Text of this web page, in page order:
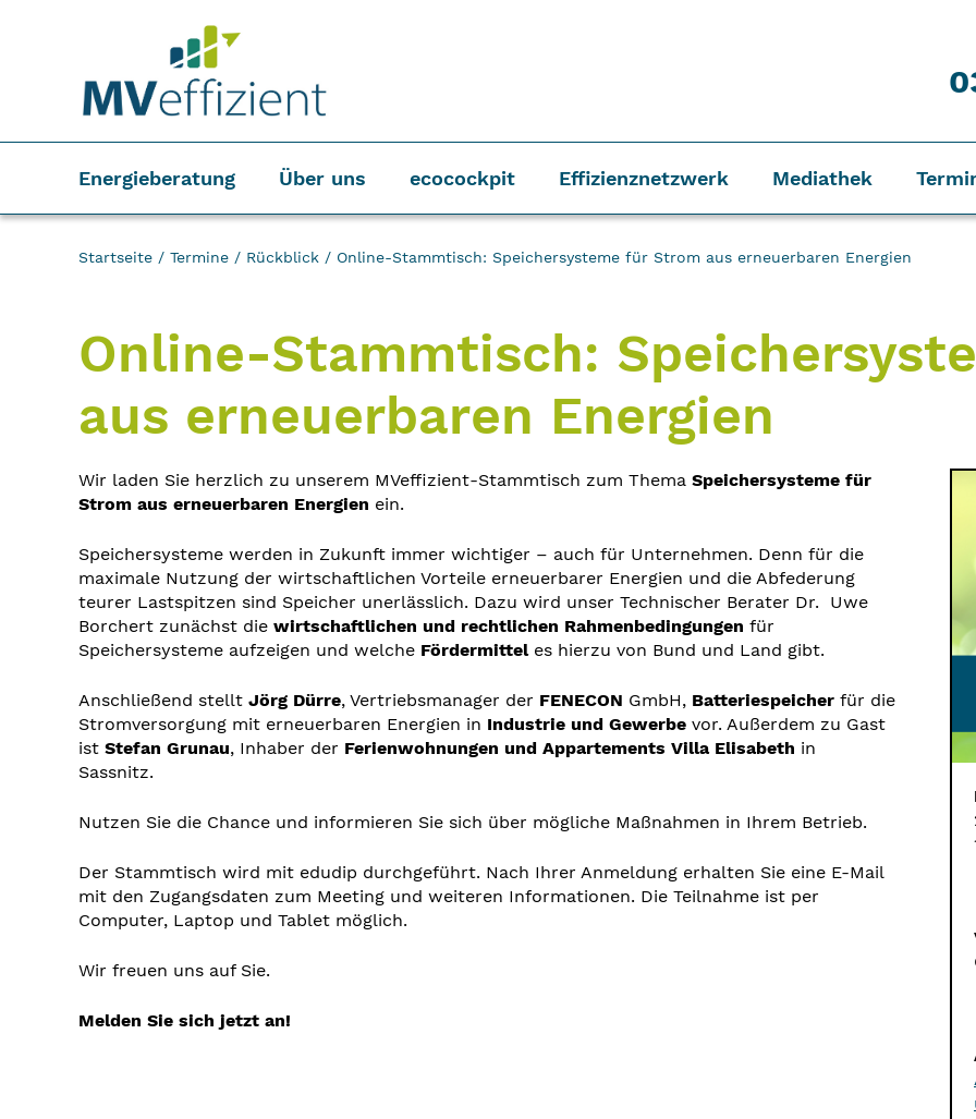
Energieberatung Über uns ecocockpit Effizienznetzwerk Mediathek
Startseite / Termine / Rückblick / Online-Stammtisch: Speichersysteme für Strom aus erneuerbaren Energien
Online-Stammtisch:
aus erneuerbaren Energien
Wir laden Sie herzlich zu unserem MVeffizient-Stammtisch zum Thema Speichersysteme für
Strom aus erneuerbaren Energien ein.
Speichersysteme werden in Zukunft immer wichtiger – auch für Unternehmen. Denn für die
maximale Nutzung der wirtschaftlichen Vorteile erneuerbarer Energien und die Abfederung
teurer Lastspitzen sind Speicher unerlässlich. Dazu wird unser Technischer Berater Dr. Uwe
Borchert zunächst die wirtschaftlichen und rechtlichen Rahmenbedingungen für
Speichersysteme aufzeigen und welche Fördermitteles hierzu von Bund und Land gibt.
Anschließend stellt Jörg Dürre, Vertriebsmanager der FENECON GmbH, Batteriespeicher für die
Stromversorgung mit erneuerbaren Energien in Industrie und Gewerbe vor. Außerdem zu Gast
ist Stefan Grunau, Inhaber der Ferienwohnungen und Appartements Villa Elisabeth in
Sassnitz.
Nutzen Sie die Chance und informieren Sie sich über mögliche Maßnahmen in Ihrem Betrieb.
Der Stammtisch wird mit edudip durchgeführt. Nach Ihrer Anmeldung erhalten Sie eine E-Mail
mit den Zugangsdaten zum Meeting und weiteren Informationen. Die Teilnahme ist per
Computer, Laptop und Tablet möglich.
Wir freuen uns auf Sie.
Melden Sie sich jetzt an!